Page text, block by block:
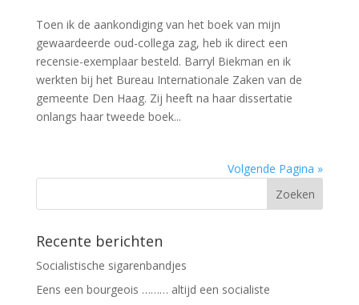
Toen ik de aankondiging van het boek van mijn
gewaardeerde oud-collega zag, heb ik direct een
recensie-exemplaar besteld. Barryl Biekman en ik
werkten bij het Bureau Internationale Zaken van de
gemeente Den Haag. Zij heeft na haar dissertatie
onlangs haar tweede boek...
Volgende Pagina »
Recente berichten
Socialistische sigarenbandjes
Eens een bourgeois ……… altijd een socialiste